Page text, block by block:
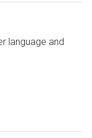
language and